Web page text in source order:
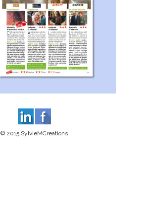
© 2015 SylvieMCreations